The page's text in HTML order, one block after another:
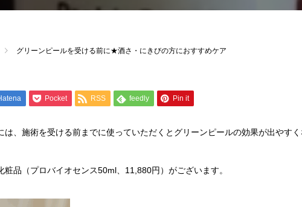
グリーンピールを受ける前に★酒さ・にきびの方におすすめケア
Pocket RSS feedly Pin it
は、施術を受ける前までに使っていただくとグリーンピールの効果が出やす
品（プロバイオセンス50ml、11,880円）がございます。